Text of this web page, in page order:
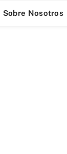
Sobre Nosotros